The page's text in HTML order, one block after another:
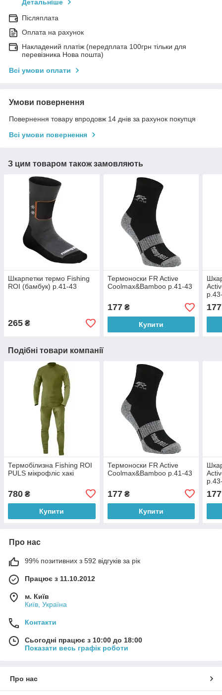
Детальніше
Післяплата
Оплата на рахунок
Накладений платіж (передплата 100грн тільки для
перевізника Нова пошта)
Всі умови оплати
Умови повернення
Повернення товару впродовж 14 днів за рахунок покупця
Всі умови повернення
З цим товаром також замовляють
Шкарпетки термо Fishing
ROI (бамбук) р.41-43
265 ₴
Термоноски FR Active
Coolmax&Bamboo р.41-43
177₴
Купити
177
Подібні товари компанії
Термобілизна Fishing ROI
PULS мікрофліс хакі
780 ₴
Купити
Термоноски FR Active
Coolmax&Bamboo р.41-43
177₴
Купити
177
Про нас
99% позитивних з 592 відгуків за рік
Працює з 11.10.2012
м. Київ
Київ, Україна
Контакти
Сьогодні працює з 10:00 до 18:00
Показати весь графік роботи
Про нас